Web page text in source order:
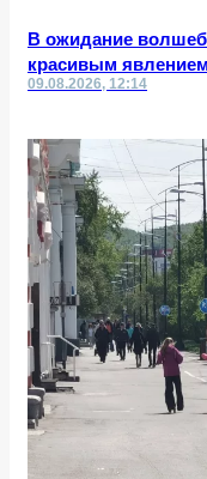
В ожидание
красивым
09.08.2026, 12:14